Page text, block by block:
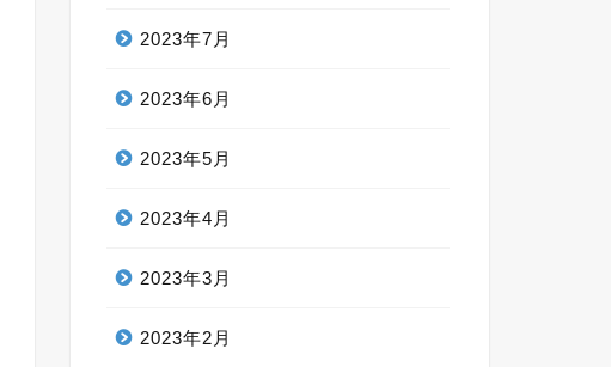
2023年7月
2023年6月
2023年5月
2023年4月
2023年3月
2023年2月